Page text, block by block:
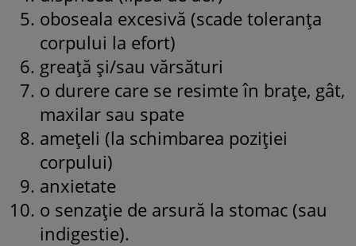
oboseala excesivă (scade toleranța
corpului la efort)
greață și/sau vărsături
o durere care se resimte în brațe, gât,
maxilar sau spate
amețeli (la schimbarea poziției
corpului)
anxietate
o senzație de arsură la stomac (sau
indigestie).